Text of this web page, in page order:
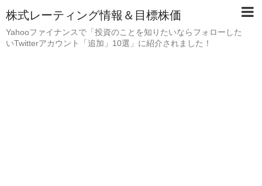
株式レーティング情報＆目標株価
Yahooファイナンスで「投資のことを知りたいならフォローした
いTwitterアカウント「追加」10選」に紹介されました！